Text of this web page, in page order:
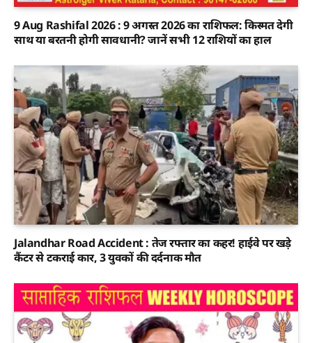
9 Aug Rashifal 2026 : 9 अगस्त 2026 का राशिफल: किस्मत देगी
साथ या बरतनी होगी सावधानी? जानें सभी 12 राशियों का हाल
Jalandhar Road Accident : तेज रफ्तार का कहर! हाईवे पर खड़े
कैंटर से टकराई कार, 3 युवकों की दर्दनाक मौत